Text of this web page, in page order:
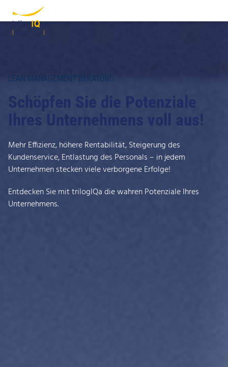
Zum Inhalt springen
LEAN MANAGEMENT BERATUNG
Schöpfen Sie die Potenziale
Ihres Unternehmens voll aus!
Mehr Effizienz, höhere Rentabilität, Steigerung des
Kundenservice, Entlastung des Personals – in jedem
Unternehmen stecken viele verborgene Erfolge!
Entdecken Sie mit trilogIQa die wahren Potenziale Ihres
Unternehmens.